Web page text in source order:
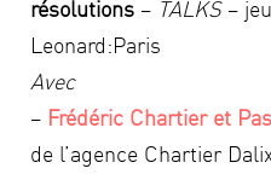
résolutions – TALKS–
Leonard:Paris
Avec
– Frédéric Chartier et
de l’agence Chartier